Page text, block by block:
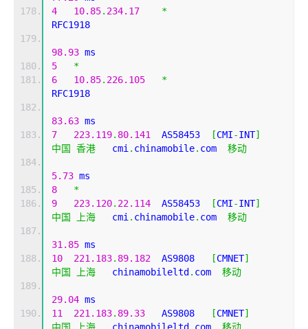
4
10.85. 234.17
*
RFC1918
98.93 ms
5
*
6
10.85. 226.105
*
RFC1918
83.63 ms
7
223.119. 80.141
  AS58453
[CMI-INT]
中国
香港
   cmi
. chinamobile. com 移动
5.73 ms
8
*
9
223.120. 22.114
  AS58453
[CMI-INT]
中国
上海
   cmi
. chinamobile. com 移动
31.85 ms
10
221.183. 89.182
  AS9808
[CMNET]
中国
上海
   chinamobileltd
. com 移动
29.04 ms
11
221.183. 89.33
   AS9808
[CMNET]
中国
上海
   chinamobileltd
com 移动